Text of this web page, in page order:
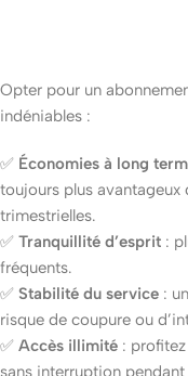
Opter pour un
indéniables :
✅ Économies à long
toujours plus avantageux
trimestrielles.
✅ Tranquillité d’esprit :
fréquents.
✅ Stabilité du service :
risque de coupure ou
✅ Accès illimité :
sans interruption pendant